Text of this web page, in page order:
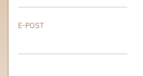
E-POST